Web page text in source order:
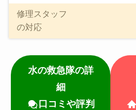
修理スタッフ
の対応
水の救急隊の詳
細
口コミや評判